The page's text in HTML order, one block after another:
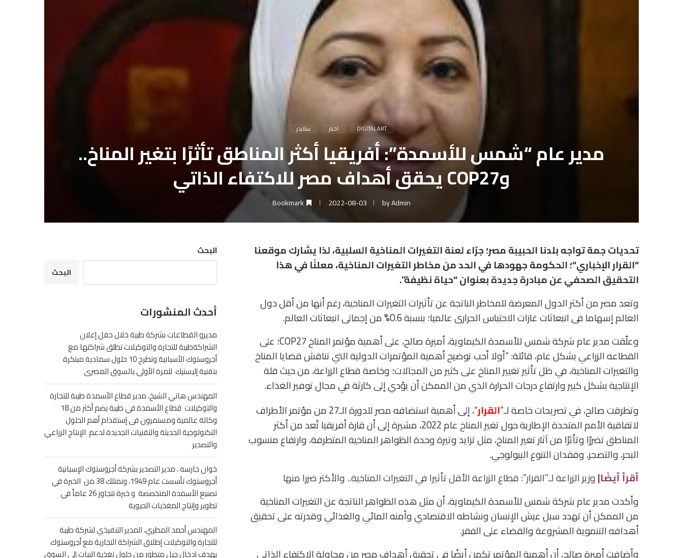
DIGITAL ART اخبار سلايدر
مدير عام “شمس للأسمدة”: أفريقيا أكثر المناطق تأثرًا بتغير المناخ..
وCOP27 يحقق أهداف مصر للاكتفاء الذاتي
byAdmin
2022-08-03
Bookmark
تحديات جمة تواجه بلدنا الحبيبة مصر؛ جرّاء لعنة التغيرات المناخية السلبية، لذا يشارك موقعنا
“القرار الإخباري“؛ الحكومة جهودها في الحد من مخاطر التغيرات المناخية، معلنًا في هذا
التحقيق الصحفي عن مبادرة جديدة بعنوان “حياة نظيفة”.
وتعد مصر من أكثر الدول المعرضة للمخاطر الناتجة عن تأثيرات التغيرات المناخية، رغم أنها من أقل دول
العالم إسهاما فى انبعاثات غازات الاحتباس الحرارى عالميا؛ بنسبة 0.6% من إجمالى انبعاثات العالم.
وعلّقت مدير عام شركة شمس للأسمدة الكيماوية، أميرة صالح، على أهمية مؤتمر المناخ COP27؛ على
القطاعه الزراعي بشكل عام، قائلة: “أولا أحب توضيح أهمية المؤتمرات الدولية التي تناقش قضايا المناخ
والتغيرات المناخية، في ظل تأثير تغيير المناخ على كثير من المجالات؛ وخاصة قطاع الزراعة، من حيث قلة
الإنتاجية بشكل كبير وارتفاع درجات الحرارة الذي من الممكن أن يؤدي إلى كارثة في مجال توفير الغذاء.
وتطرقت صالح، في تصريحات خاصة لـ”القرار
“، إلى أهمية استضافه مصر للدورة الـ27 من مؤتمر الأطراف
لاتفاقية الأمم المتحدة الإطارية حول تغير المناخ عام 2022، مشيرة إلى أن قارة أفريقيا تُعد من أكثر
المناطق تضررًا وتأثرًا من آثار تغير المناخ، مثل تزايد وتيرة وحدة الظواهر المناخية المتطرفة، وارتفاع منسوب
البحر، والتصحر، وفقدان التنوع البيولوجي.
أقرأ أيضًا|وزير الزراعة لـ”القرار”: قطاع الزراعة الأقل تأثيرا في التغيرات المناخية.. والأكثر ضررا منها
وأكدت مدير عام شركة شمس للأسمدة الكيماوية، أن مثل هذه الظواهر الناتجة عن التغيرات المناخية
من الممكن أن تهدد سبل عيش الإنسان ونشاطه الاقتصادي وأمنه المائي والغذائي وقدرته على تحقيق
أهدافه التنموية المشروعة والقضاء على الفقر.
وأضافت أميرة صالح، أن أهمية المؤتمر تكمن أيضًا في تحقيق أهداف مصر من محاولة الاكتفاء الذاتي
البحث
البحث
أحدث المنشورات
مديرو القطاعات بشركة طيبة خلال حفل إعلان
الشراكةطيبة للتجارة والتوكيلات تطلق شراكتها مع
أجروستوك الأسبانية وتطرح 10 حلول سمادية مبتكرة
بتفنية إليستيك للمرة الأولى بالسوق المصرى
المهندس هاني الشيخ، مدير قطاع الأسمدة طيبة للتجارة
والتوكيلات قطاع الأسمدة في طيبة يضم أكثر من 18
وكالة عالمية ومستمرون فى إستقدام أهم الحلول
التكنولوجية الحديثة والتقنيات الجديدة لدعم الإنتاج الزراعي
والتصدير
خوان جارسه ، مدير التصدير بشركة أجروستوك الإسبانية
أجروستوك تأسست عام 1949، ونمتلك 38 من الخبرة في
تصنيع الأسمدة المتخصصة و خبرة تتجاوز 26 عاماً في
تطوير وإنتاج المغذيات الحيوية
المهندس أحمد المطري، المدير التنفيذي لشركة طيبة
للتجارة والتوكيلات إطلاق الشراكة التجارية مع أجروستوك
يهدف إدخال جيل متطور من حلول تغذية النبات إلى السوق